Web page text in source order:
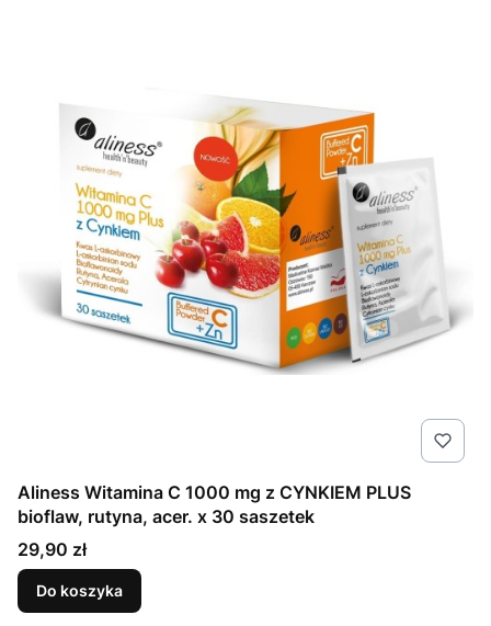
Aliness Witamina C 1000 mg z CYNKIEM PLUS
bioflaw, rutyna, acer. x 30 saszetek
Cena
29,90 zł
Do koszyka